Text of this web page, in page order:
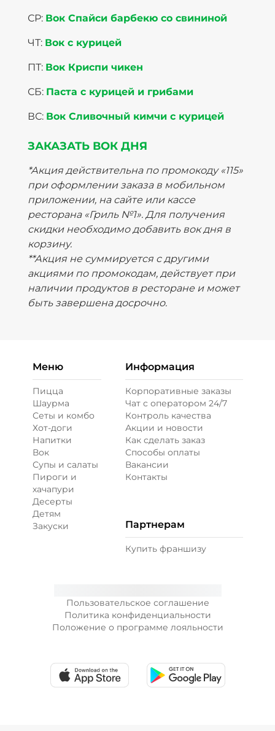
СР: Вок Спайси барбекю со свининой
ЧТ: Вок с курицей
ПТ: Вок Криспи чикен
СБ: Паста с курицей и грибами
ВС: Вок Сливочный кимчи с курицей
ЗАКАЗАТЬ ВОК ДНЯ
*Акция действительна по промокоду «115»
при оформлении заказа в мобильном
приложении, на сайте или кассе
ресторана «Гриль №1». Для получения
скидки необходимо добавить вок дня в
корзину.
**Акция не суммируется с другими
акциями по промокодам, действует при
наличии продуктов в ресторане и может
быть завершена досрочно.
Пользовательское соглашение
Политика конфиденциальности
Положение о программе лояльности
Меню
Пицца
Шаурма
Сеты и комбо
Хот-доги
Напитки
Вок
Супы и салаты
Пироги и
хачапури
Десерты
Детям
Закуски
Информация
Корпоративные заказы
Чат с оператором 24/7
Контроль качества
Акции и новости
Как сделать заказ
Способы оплаты
Вакансии
Контакты
Партнерам
Купить франшизу